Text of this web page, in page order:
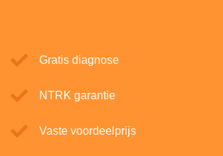
Gratis diagnose
NTRK garantie
Vaste voordeelprijs